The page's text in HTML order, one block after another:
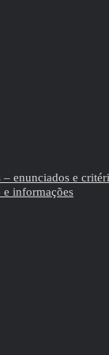
– enunciados e
e informações